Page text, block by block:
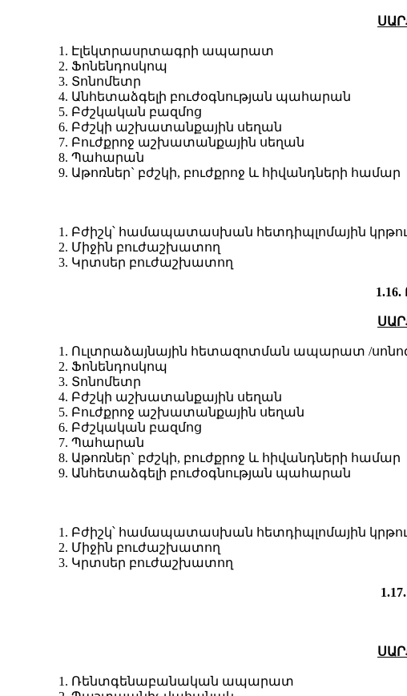
1. Էլեկտրասրտագրի ապարատ
2. Ֆոնենդոսկոպ
3. Տոնոմետր
4. Անհետաձգելի բուժօգնության պահարան
5. Բժշկական բազմոց
6. Բժշկի աշխատանքային սեղան
7. Բուժքրոջ աշխատանքային սեղան
8. Պահարան
9. Աթոռներ` բժշկի, բուժքրոջ և հիվանդների համար
1. Բժիշկ՝ համապատասխան հետդիպլոմային
2. Միջին բուժաշխատող
3. Կրտսեր բուժաշխատող
1. Ուլտրաձայնային հետազոտման ապարատ /
2. Ֆոնենդոսկոպ
3. Տոնոմետր
4. Բժշկի աշխատանքային սեղան
5. Բուժքրոջ աշխատանքային սեղան
6. Բժշկական բազմոց
7. Պահարան
8. Աթոռներ` բժշկի, բուժքրոջ և հիվանդների համար
9. Անհետաձգելի բուժօգնության պահարան
1. Բժիշկ՝ համապատասխան հետդիպլոմային
2. Միջին բուժաշխատող
3. Կրտսեր բուժաշխատող
1. Ռենտգենաբանական ապարատ